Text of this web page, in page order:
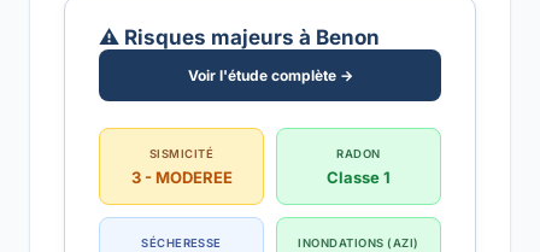
⚠️ Risques majeurs à Benon
Voir l'étude complète →
SISMICITÉ
3 - MODEREE
RADON
Classe 1
SÉCHERESSE INONDATIONS (AZI)